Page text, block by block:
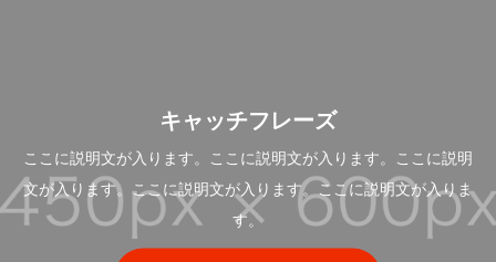
キャッチフレーズ
ここに説明文が入ります。ここに説明文が入ります。ここに説明
文が入ります。ここに説明文が入ります。ここに説明文が入りま
す。